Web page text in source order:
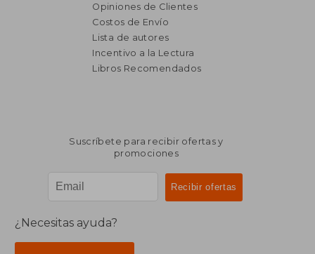
Opiniones de Clientes
Costos de Envío
Lista de autores
Incentivo a la Lectura
Libros Recomendados
Suscríbete para recibir ofertas y
promociones
¿Necesitas ayuda?